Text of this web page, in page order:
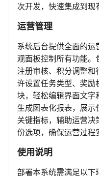
次开发，快速集成到现
运营管理
系统后台提供全面的
观面板控制所有功能。
注册审核、积分调整和
许设置任务类型、奖励
块，轻松编辑界面文字
生成图表化报表，展
关键指标，辅助运营
份选项，确保运营过程
使用说明
部署本系统需满足以下